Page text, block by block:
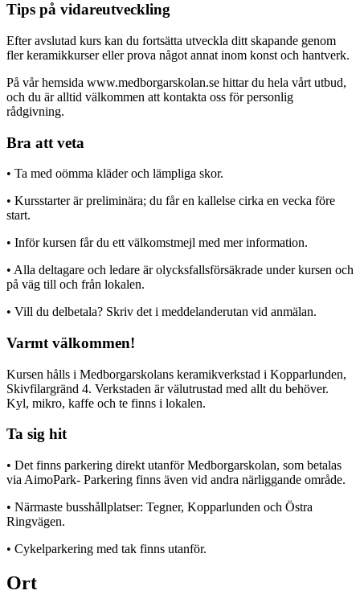
Tips på vidareutveckling
Efter avslutad kurs kan du fortsätta utveckla ditt skapande genom
fler keramikkurser eller prova något annat inom konst och hantverk.
På vår hemsida www.medborgarskolan.se hittar du hela vårt utbud,
och du är alltid välkommen att kontakta oss för personlig
rådgivning.
Bra att veta
• Ta med oömma kläder och lämpliga skor.
• Kursstarter är preliminära; du får en kallelse cirka en vecka före
start.
• Inför kursen får du ett välkomstmejl med mer information.
• Alla deltagare och ledare är olycksfallsförsäkrade under kursen och
på väg till och från lokalen.
• Vill du delbetala? Skriv det i meddelanderutan vid anmälan.
Varmt välkommen!
Kursen hålls i Medborgarskolans keramikverkstad i Kopparlunden,
Skivfilargränd 4. Verkstaden är välutrustad med allt du behöver.
Kyl, mikro, kaffe och te finns i lokalen.
Ta sig hit
• Det finns parkering direkt utanför Medborgarskolan, som betalas
via AimoPark- Parkering finns även vid andra närliggande område.
• Närmaste busshållplatser: Tegner, Kopparlunden och Östra
Ringvägen.
• Cykelparkering med tak finns utanför.
Ort